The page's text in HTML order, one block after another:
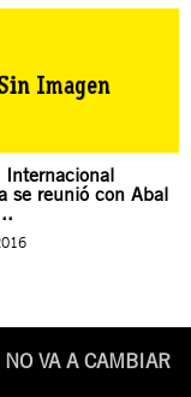
Internacional
se reunió con Abal
VA A CAMBIAR